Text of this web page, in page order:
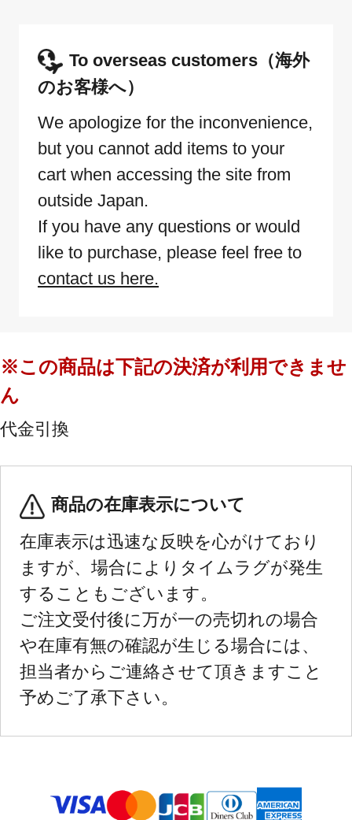
To overseas customers（海外
のお客様へ）
We apologize for the inconvenience,
but you cannot add items to your
cart when accessing the site from
outside Japan.
If you have any questions or would
like to purchase, please feel free to
contact us here.
※この商品は下記の決済が利用できませ
ん
代金引換
商品の在庫表示について
在庫表示は迅速な反映を心がけており
ますが、場合によりタイムラグが発生
することもございます。
ご注文受付後に万が一の売切れの場合
や在庫有無の確認が生じる場合には、
担当者からご連絡させて頂きますこと
予めご了承下さい。